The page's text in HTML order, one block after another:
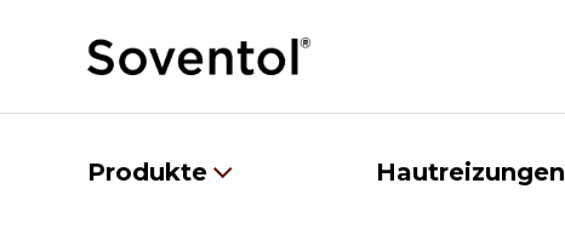
Produkte Hautreizungen